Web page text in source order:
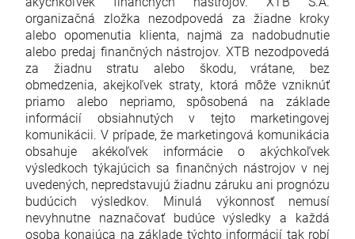
organizačná zložka nezodpovedá za žiadne kroky
alebo opomenutia klienta, najmä za nadobudnutie
alebo predaj finančných nástrojov. XTB nezodpovedá
za žiadnu stratu alebo škodu, vrátane, bez
obmedzenia, akejkoľvek straty, ktorá môže vzniknúť
priamo alebo nepriamo, spôsobená na základe
informácií obsiahnutých v tejto marketingovej
komunikácii. V prípade, že marketingová komunikácia
obsahuje akékoľvek informácie o akýchkoľvek
výsledkoch týkajúcich sa finančných nástrojov v nej
uvedených, nepredstavujú žiadnu záruku ani prognózu
budúcich výsledkov. Minulá výkonnosť nemusí
nevyhnutne naznačovať budúce výsledky a každá
osoba konajúca na základe týchto informácií tak robí